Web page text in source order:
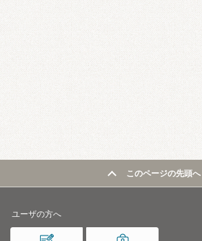
このページの先頭へ
ユーザの方へ